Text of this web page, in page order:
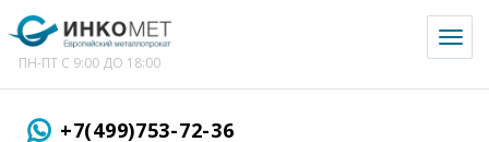
ПН-ПТ С 9:00 ДО 18:00
+7(499)753-72-36